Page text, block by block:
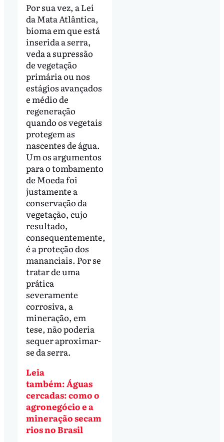
Por sua vez, a Lei
da Mata Atlântica,
bioma em que está
inserida a serra,
veda a supressão
de vegetação
primária ou nos
estágios avançados
e médio de
regeneração
quando os vegetais
protegem as
nascentes de água.
Um os argumentos
para o tombamento
de Moeda foi
justamente a
conservação da
vegetação, cujo
resultado,
consequentemente,
é a proteção dos
mananciais. Por se
tratar de uma
prática
severamente
corrosiva, a
mineração, em
tese, não poderia
sequer aproximar-
se da serra.
Leia
também: Águas
cercadas: como o
agronegócio e a
mineração secam
rios no Brasil